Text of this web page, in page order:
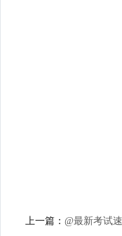
上一篇： @最新考试